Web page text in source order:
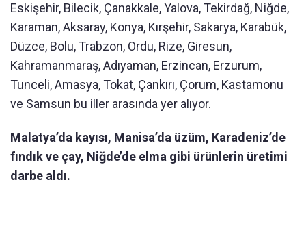
Eskişehir, Bilecik, Çanakkale, Yalova, Tekirdağ, Niğde,
Karaman, Aksaray, Konya, Kırşehir, Sakarya, Karabük,
Düzce, Bolu, Trabzon, Ordu, Rize, Giresun,
Kahramanmaraş, Adıyaman, Erzincan, Erzurum,
Tunceli, Amasya, Tokat, Çankırı, Çorum, Kastamonu
ve Samsun bu iller arasında yer alıyor.
Malatya’da kayısı, Manisa’da üzüm, Karadeniz’de
fındık ve çay, Niğde’de elma gibi ürünlerin üretimi
darbe aldı.